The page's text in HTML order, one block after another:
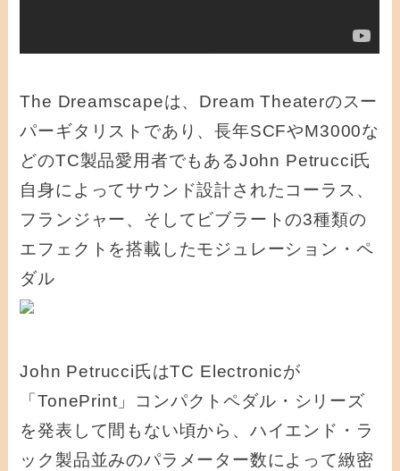
The Dreamscapeは、Dream Theaterのスー
パーギタリストであり、長年SCFやM3000な
どのTC製品愛用者でもあるJohn Petrucci氏
自身によってサウンド設計されたコーラス、
フランジャー、そしてビブラートの3種類の
エフェクトを搭載したモジュレーション・ペ
ダル
John Petrucci氏はTC Electronicが
「TonePrint」コンパクトペダル・シリーズ
を発表して間もない頃から、ハイエンド・ラ
ック製品並みのパラメーター数によって緻密